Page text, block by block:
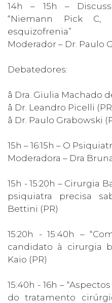
14h – 15h –
“Niemann Pick
esquizofrenia”
Moderador – Dr. Paulo
Debatedores:
â Dra. Giulia Machado
â Dr. Leandro Picelli
â Dr. Paulo Grabowski
15h – 16:15h – O
Moderadora – Dra
15h - 15:20h – Cirurgia
psiquiatra precisa
Bettini (PR)
15:20h - 15:40h –
candidato à cirurgia
Kaio (PR)
15:40h - 16h –
do tratamento